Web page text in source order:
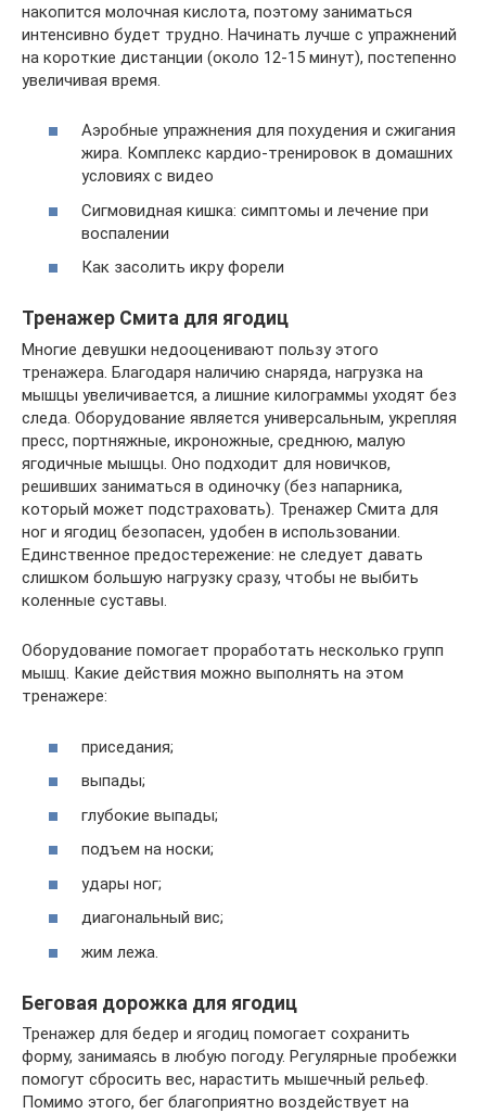
накопится молочная кислота, поэтому заниматься
интенсивно будет трудно. Начинать лучше с упражнений
на короткие дистанции (около 12-15 минут), постепенно
увеличивая время.
Аэробные упражнения для похудения и сжигания
жира. Комплекс кардио-тренировок в домашних
условиях с видео
Сигмовидная кишка: симптомы и лечение при
воспалении
Как засолить икру форели
Тренажер Смита для ягодиц
Многие девушки недооценивают пользу этого
тренажера. Благодаря наличию снаряда, нагрузка на
мышцы увеличивается, а лишние килограммы уходят без
следа. Оборудование является универсальным, укрепляя
пресс, портняжные, икроножные, среднюю, малую
ягодичные мышцы. Оно подходит для новичков,
решивших заниматься в одиночку (без напарника,
который может подстраховать). Тренажер Смита для
ног и ягодиц безопасен, удобен в использовании.
Единственное предостережение: не следует давать
слишком большую нагрузку сразу, чтобы не выбить
коленные суставы.
Оборудование помогает проработать несколько групп
мышц. Какие действия можно выполнять на этом
тренажере:
приседания;
выпады;
глубокие выпады;
подъем на носки;
удары ног;
диагональный вис;
жим лежа.
Беговая дорожка для ягодиц
Тренажер для бедер и ягодиц помогает сохранить
форму, занимаясь в любую погоду. Регулярные пробежки
помогут сбросить вес, нарастить мышечный рельеф.
Помимо этого, бег благоприятно воздействует на